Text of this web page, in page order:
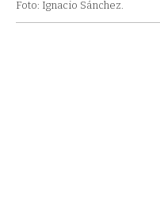
Foto: Ignacio Sánchez.